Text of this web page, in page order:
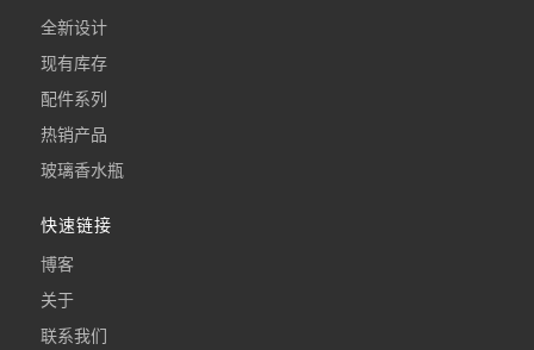
全新设计
现有库存
配件系列
热销产品
玻璃香水瓶
快速链接
博客
关于
联系我们